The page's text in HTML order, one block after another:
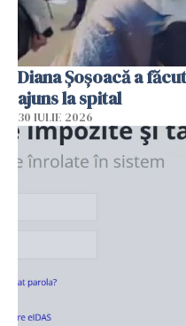
Diana Șoșoacă a
ajuns la spital
30 IULIE 2026